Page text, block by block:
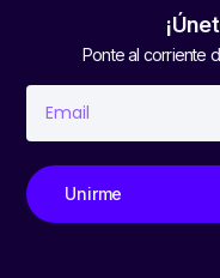
Ponte al corriente
Unirme